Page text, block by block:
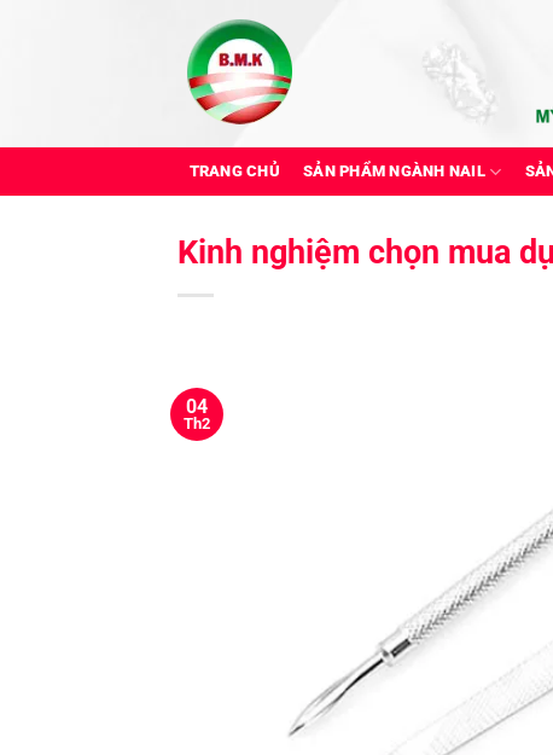
TRANG CHỦ SẢN PHẨM NGÀNH NAIL
Kinh nghiệm chọn mua
04
Th2